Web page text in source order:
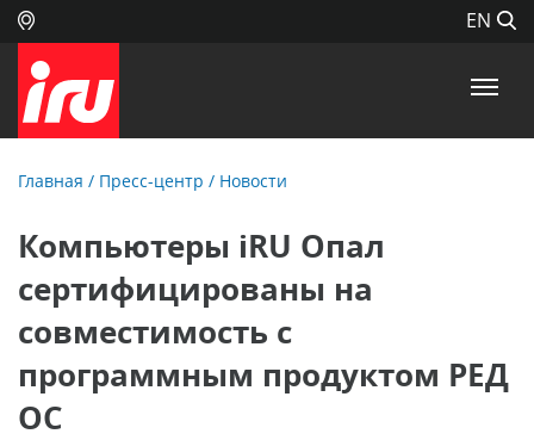
EN
Главная / Пресс-центр / Новости
Компьютеры iRU Опал
сертифицированы на
совместимость с
программным продуктом РЕД
ОС